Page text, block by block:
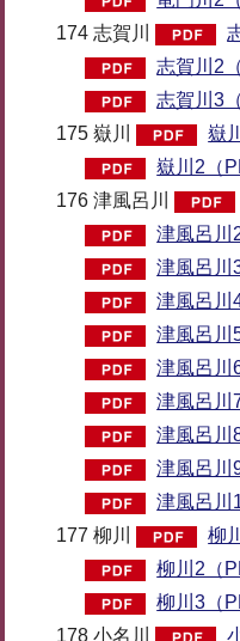
174 志賀川
志賀川2
志賀川3
175 嶽川
嶽
嶽川2（
176 津風呂川
津風呂川
津風呂川
津風呂川
津風呂川
津風呂川
津風呂川
津風呂川
津風呂川
津風呂川
177 柳川
柳
柳川2（
柳川3（
178 小名川